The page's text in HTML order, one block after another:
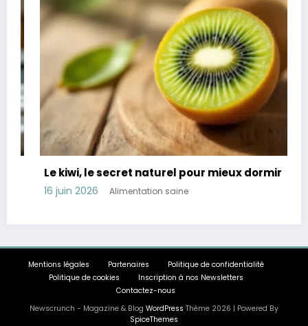
Le kiwi, le secret naturel pour mieux dormir
16 juin 2026 Alimentation saine
Mentions légales Partenaires
Politique de confidentialité
Politique de cookies
Inscription à nos Newsletters
Contactez-nous
Newscrunch - Magazine & Blog WordPress Thème 2026 | Powered By
SpiceThemes